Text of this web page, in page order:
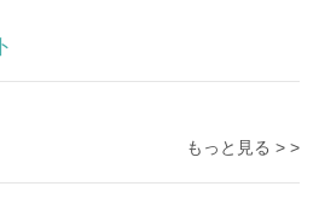
もっと見る > >